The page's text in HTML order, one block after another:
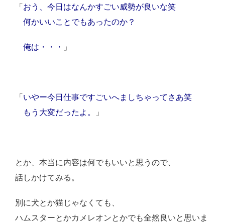
「 おう、今日はなんかすごい威勢が良いな笑
何かいいことでもあったのか？
俺は・・・ 」
「 いやー今日仕事ですごいへましちゃってさあ笑
もう大変だったよ。
」
とか、本当に内容は何でもいいと思うので、
話しかけてみる。
別に犬とか猫じゃなくても、
ハムスターとかカメレオンとかでも全然良いと思いま